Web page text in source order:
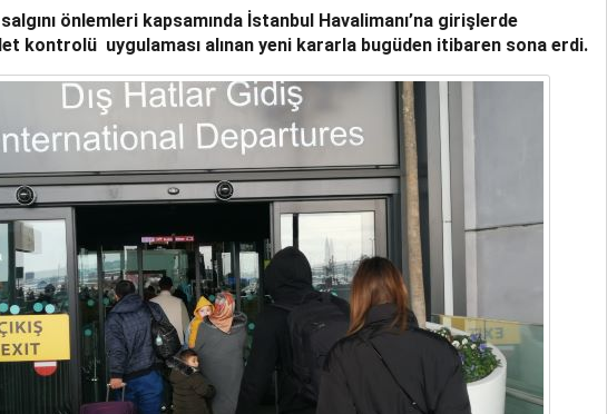
AYJET’E AİT EĞİTİM UÇAĞI KAZA KRIMA UĞRADI
önlemleri kapsamında İstanbul Havalimanı’na girişlerde
kontrolü uygulaması alınan yeni kararla bugüden itibaren sona erdi.